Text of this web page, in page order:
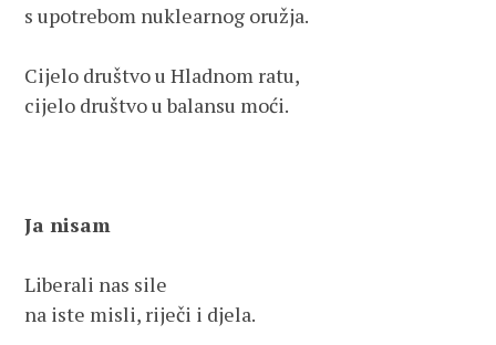
s upotrebom nuklearnog oružja.
Cijelo društvo u Hladnom ratu,
cijelo društvo u balansu moći.
Ja nisam
Liberali nas sile
na iste misli, riječi i djela.